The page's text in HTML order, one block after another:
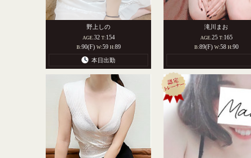
野上しの
AGE. 32 T:154
B:90(F) W:59 H:89
本日出勤
滝川まお
AGE. 25 T:165
B:89(F) W:58 H:90